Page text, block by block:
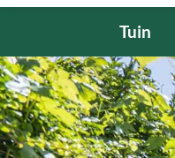
Tuin